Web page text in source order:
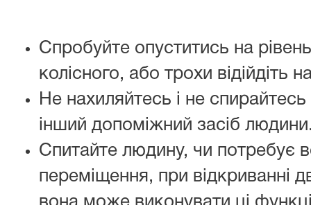
Спробуйте опуститись на
колісного, або трохи відійдіть
Не нахиляйтесь і не
інший допоміжний засіб
Спитайте людину, чи потребує
переміщення, при відкриванні